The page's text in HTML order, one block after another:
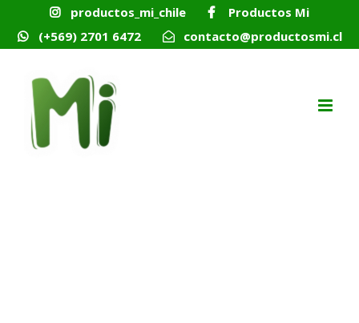
content
productos_mi_chile
Productos Mi
(+569) 2701 6472
contacto@productosmi.cl